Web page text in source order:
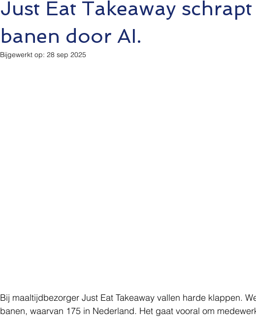
Just Eat Takeaway
banen door AI.
Bijgewerkt op: 28 sep 2025
Bij maaltijdbezorger Just Eat Takeaway vallen harde klappen.
banen, waarvan 175 in Nederland. Het gaat vooral om